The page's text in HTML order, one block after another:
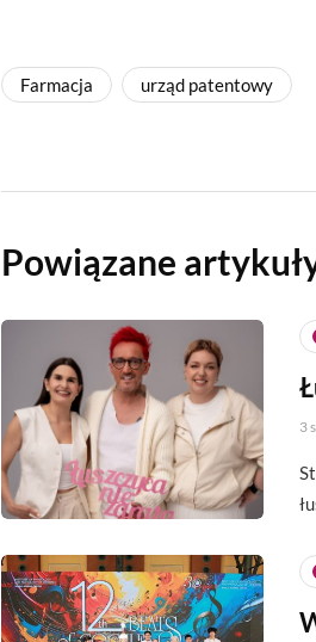
Farmacja urząd patentowy
Powiązane
3